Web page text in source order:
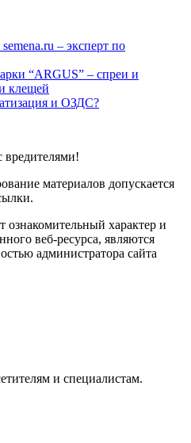
– эксперт по
“ARGUS” – спреи и
клещей
и ОЗДС?
вредителями!
материалов допускается
ознакомительный характер и
веб-ресурса, являются
администратора сайта
и специалистам.